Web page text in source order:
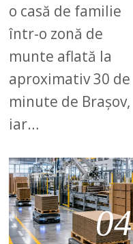
o casă de familie
într-o zonă de
munte aflată la
aproximativ 30 de
minute de Brașov,
iar…
04